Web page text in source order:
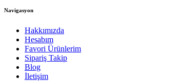
Navigasyon
Hakkımızda
Hesabım
Favori Ürünlerim
Sipariş Takip
Blog
İletişim